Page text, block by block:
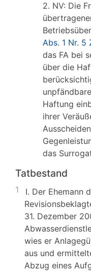
2. NV: Die
Abs. 1 Nr. 5
das FA bei
über die
Haftung
ihrer
das
Tatbestand
1
I. Der Ehemann
31. Dezember
wies er
aus und
Abzug eines